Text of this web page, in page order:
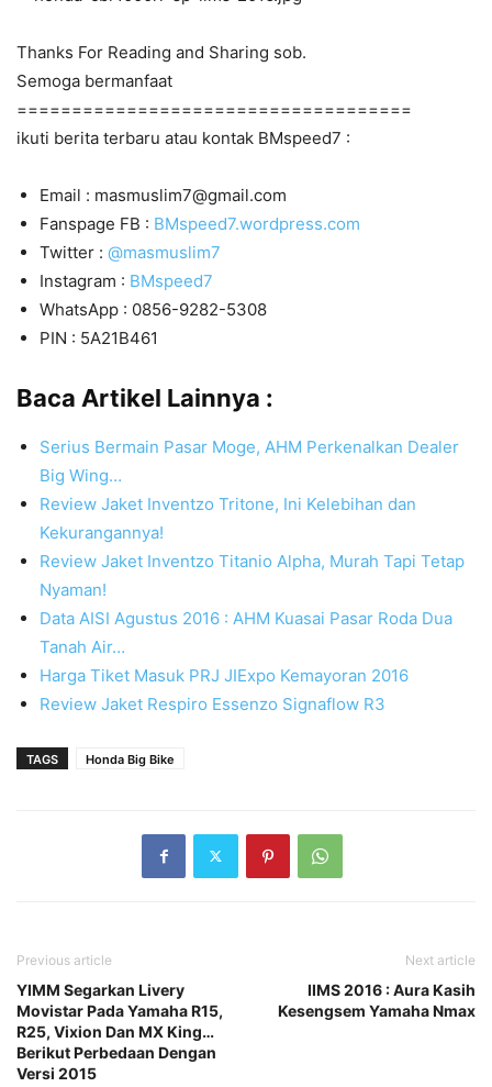
Thanks For Reading and Sharing sob.
Semoga bermanfaat
====================================
ikuti berita terbaru atau kontak BMspeed7 :
Email : masmuslim7@gmail.com
Fanspage FB : BMspeed7.wordpress.com
Twitter : @masmuslim7
Instagram : BMspeed7
WhatsApp : 0856-9282-5308
PIN : 5A21B461
Baca Artikel Lainnya :
Serius Bermain Pasar Moge, AHM Perkenalkan Dealer
Big Wing…
Review Jaket Inventzo Tritone, Ini Kelebihan dan
Kekurangannya!
Review Jaket Inventzo Titanio Alpha, Murah Tapi Tetap
Nyaman!
Data AISI Agustus 2016 : AHM Kuasai Pasar Roda Dua
Tanah Air…
Harga Tiket Masuk PRJ JIExpo Kemayoran 2016
Review Jaket Respiro Essenzo Signaflow R3
TAGS Honda Big Bike
Previous article
YIMM Segarkan Livery
Movistar Pada Yamaha R15,
R25, Vixion Dan MX King…
Berikut Perbedaan Dengan
Versi 2015
Next article
IIMS 2016 : Aura Kasih
Kesengsem Yamaha Nmax